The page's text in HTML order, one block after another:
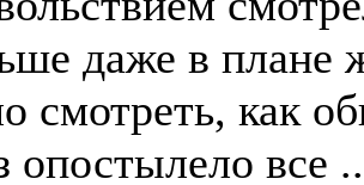
даже в плане
смотреть, как
опостылело все